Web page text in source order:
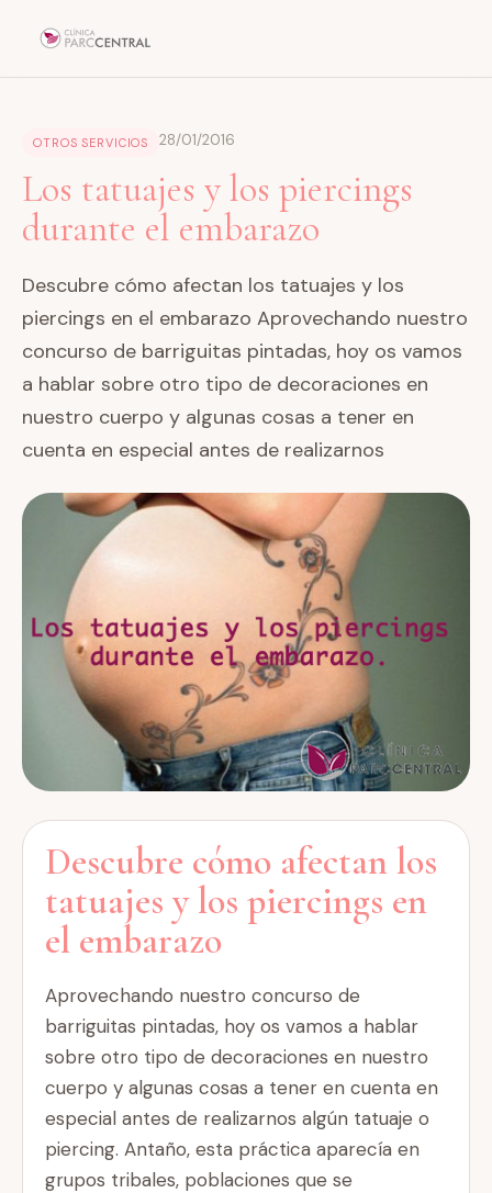
OTROS SERVICIOS 28/01/2016
Los tatuajes y los piercings
durante el embarazo
Descubre cómo afectan los tatuajes y los
piercings en el embarazo Aprovechando nuestro
concurso de barriguitas pintadas, hoy os vamos
a hablar sobre otro tipo de decoraciones en
nuestro cuerpo y algunas cosas a tener en
cuenta en especial antes de realizarnos
Descubre cómo afectan los
tatuajes y los piercings en
el embarazo
Aprovechando nuestro concurso de
barriguitas pintadas, hoy os vamos a hablar
sobre otro tipo de decoraciones en nuestro
cuerpo y algunas cosas a tener en cuenta en
especial antes de realizarnos algún tatuaje o
piercing. Antaño, esta práctica aparecía en
grupos tribales, poblaciones que se